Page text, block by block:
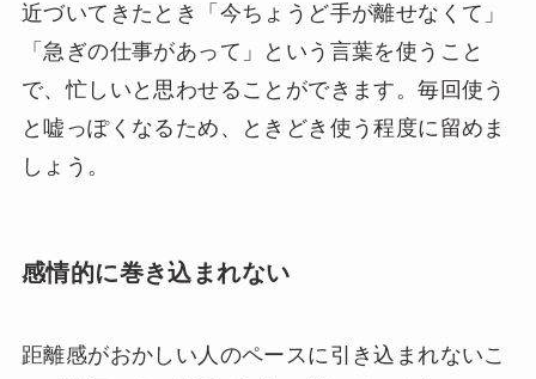
近づいてきたとき「今ちょうど手が離せなくて」
「急ぎの仕事があって」という言葉を使うこと
で、忙しいと思わせることができます。毎回使う
と嘘っぽくなるため、ときどき使う程度に留めま
しょう。
感情的に巻き込まれない
距離感がおかしい人のペースに引き込まれないこ